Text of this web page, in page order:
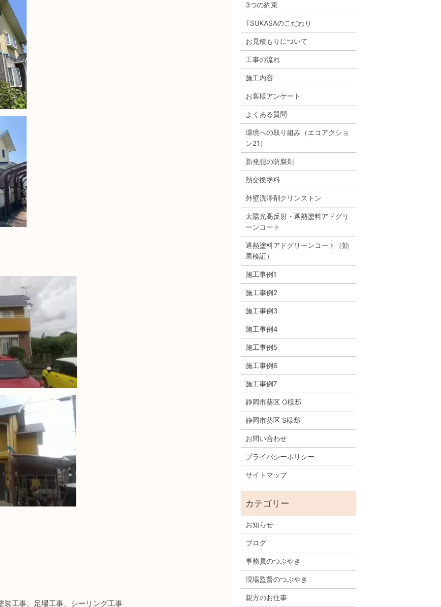
工事、足場工事、シーリング工事
3つの約束
TSUKASAのこだわり
お見積もりについて
工事の流れ
施工内容
お客様アンケート
よくある質問
環境への取り組み （エコアクショ
ン21）
新発想の防腐剤
熱交換塗料
外壁洗浄剤クリンストン
太陽光高反射・遮熱塗料アドグリ
ーンコート
遮熱塗料アドグリーンコート（効
果検証）
施工事例1
施工事例2
施工事例3
施工事例4
施工事例5
施工事例6
施工事例7
静岡市葵区 O様邸
静岡市葵区 S様邸
お問い合わせ
プライバシーポリシー
サイトマップ
お知らせ
ブログ
事務員のつぶやき
現場監督のつぶやき
親方のお仕事